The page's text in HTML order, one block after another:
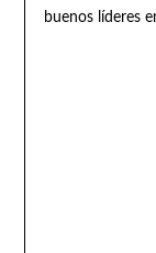
buenos líderes